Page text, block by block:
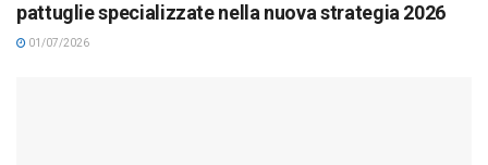
pattuglie specializzate nella nuova strategia 2026
01/07/2026